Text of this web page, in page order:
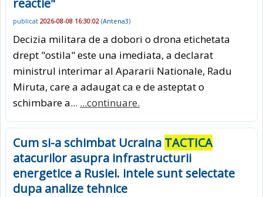
reactie"
publicat 2026-08-08 16:30:02 (Antena3)
Decizia militara de a dobori o drona etichetata
drept "ostila" este una imediata, a declarat
ministrul interimar al Apararii Nationale, Radu
Miruta, care a adaugat ca e de asteptat o
schimbare a... ...continuare.
Cum si-a schimbat Ucraina TACTICA
atacurilor asupra infrastructurii
energetice a Rusiei. intele sunt selectate
dupa analize tehnice